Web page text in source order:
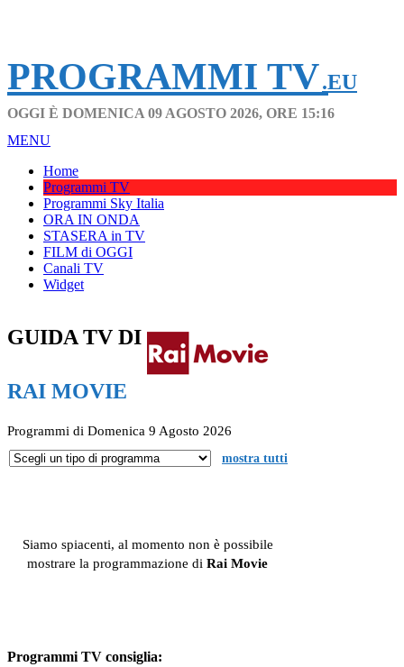
PROGRAMMI TV.EU
OGGI È DOMENICA 09 AGOSTO 2026, ORE 15:16
MENU
Home
Programmi TV
Programmi Sky Italia
ORA IN ONDA
STASERA in TV
FILM di OGGI
Canali TV
Widget
GUIDA TV DI
RAI MOVIE
Programmi di Domenica 9 Agosto 2026
mostra tutti
Siamo spiacenti, al momento non è possibile
mostrare la programmazione diRai Movie
Programmi TV consiglia: